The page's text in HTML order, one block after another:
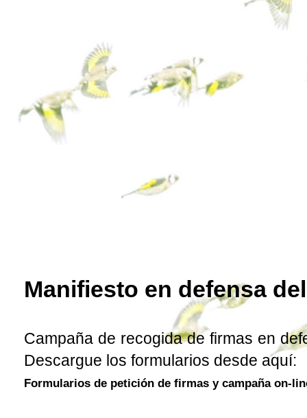
Manifiesto en defensa
Campaña de recogida de firmas en
Descargue los formularios desde aquí:
Formularios de petición de firmas y campaña on-